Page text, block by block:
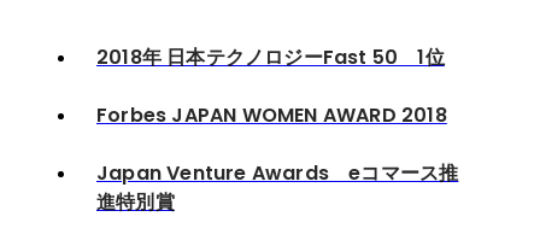
2018年 日本テクノロジーFast 50 1位
Forbes JAPAN WOMEN AWARD 2018
Japan Venture Awards eコマース推
進特別賞